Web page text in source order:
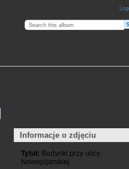
Informacje o zdjęciu
Tytuł: Budynki przy ulicy
Nowopijarskiej